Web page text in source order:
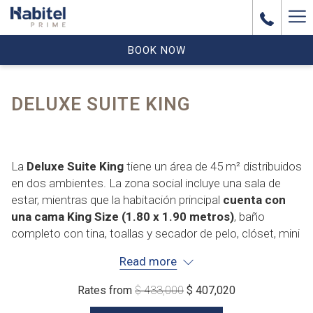
BOOK NOW
DELUXE SUITE KING
La Deluxe Suite King tiene un área de 45 m² distribuidos
en dos ambientes. La zona social incluye una sala de
estar, mientras que la habitación principal cuenta con
una cama King Size (1.80 x 1.90 metros), baño
completo con tina, toallas y secador de pelo, clóset, mini
y televisor Smart TV/LCD.
La habitación tiene capacidad para un máximo de 4
personas, con una ocupación máxima de 3 adultos.
Read more
Rates from $ 433,000 $ 407,020